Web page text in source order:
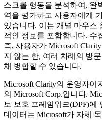
스크롤 행동을 분석하여, 완
역을 평가하고 사용자에게
있습니다. 이는 개별 마우스
적인 정보를 포함합니다. 수
즉, 사용자가 Microsoft
지 않는 한, 여러 차례의 방
채 병합할 수 있습니다.
Microsoft Clarity의 운영자이
의 Microsoft Corp.입니다.
보 보호 프레임워크(DPF)에
데이터는 Microsoft가 자체